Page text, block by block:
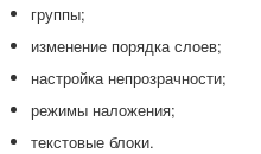
группы;
изменение порядка слоев;
настройка непрозрачности;
режимы наложения;
текстовые блоки.